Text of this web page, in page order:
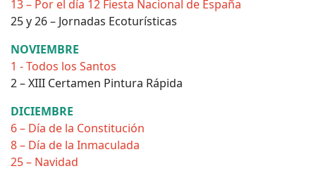
13 – Por el día 12 Fiesta Nacional de España
25 y 26 – Jornadas Ecoturísticas
NOVIEMBRE
1 - Todos los Santos
2 – XIII Certamen Pintura Rápida
DICIEMBRE
6 – Día de la Constitución
8 – Día de la Inmaculada
25 – Navidad